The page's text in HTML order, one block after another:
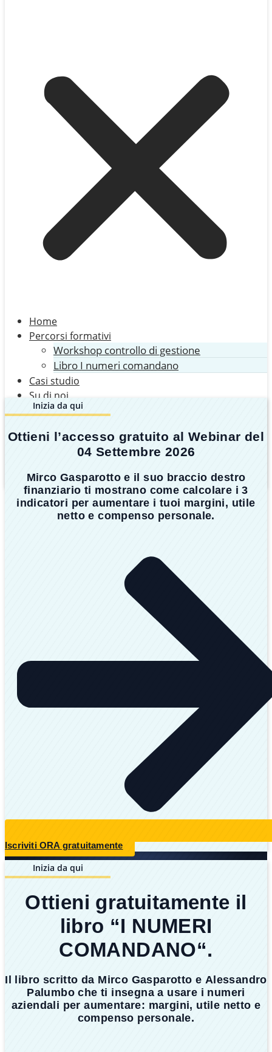
Home
Percorsi formativi
Workshop controllo di gestione
Libro I numeri comandano
Casi studio
Su di noi
Mirco Gasparotto
L’azienda Imprenditore Vero
Recensioni
Contatti
Inizia da qui
Ottieni l’accesso gratuito al Webinar del
04 Settembre 2026
Mirco Gasparotto e il suo braccio destro
finanziario ti mostrano come calcolare i 3
indicatori per aumentare i tuoi margini, utile
netto e compenso personale.
Iscriviti ORA gratuitamente
Inizia da qui
Ottieni gratuitamente il
libro “I NUMERI
COMANDANO“.
Il libro scritto da Mirco Gasparotto e Alessandro
Palumbo che ti insegna a usare i numeri
aziendali peraumentare: margini, utile netto e
compenso personale.